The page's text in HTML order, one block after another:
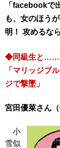
「facebookで
も、女のほう
明！ 攻めるな
◆同級生と……
「マリッジブ
ジで撃墜」
宮田優菜さん
小
雪似